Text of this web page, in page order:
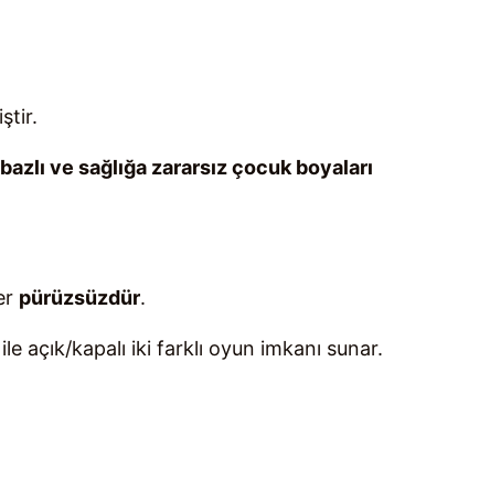
ve sağlığa zararsız çocuk boyaları
pürüzsüzdür.
ile açık/kapalı iki farklı oyun imkanı sunar.